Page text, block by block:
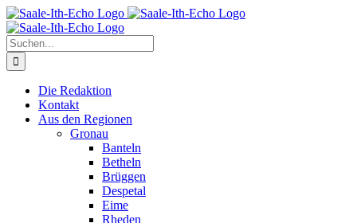
Zum
Inhalt
springen
Facebook
X
Instagram
Pinterest
Suche
nach:
Die Redaktion
Kontakt
Aus den Regionen
Gronau
Banteln
Betheln
Brüggen
Despetal
Eime
Rheden